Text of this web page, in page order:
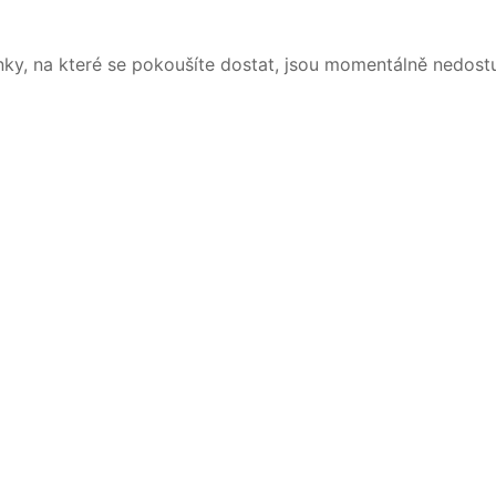
na které se pokoušíte dostat, jsou momentálně